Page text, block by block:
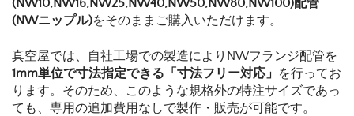
(NW10,NW16,NW25,NW40,NW50,NW80,NW100)配管
(NWニップル)をそのままご購入いただけます。
真空屋では、自社工場での製造によりNWフランジ配管を
1mm単位で寸法指定できる「寸法フリー対応」 を行ってお
ります。そのため、このような規格外の特注サイズであっ
ても、専用の追加費用なしで製作・販売が可能です。